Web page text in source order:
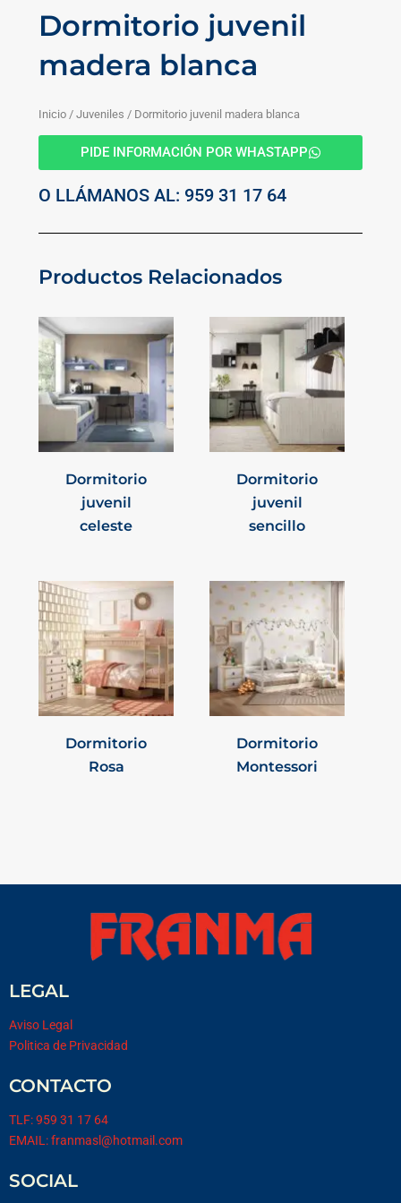
Dormitorio juvenil
madera blanca
Inicio / Juveniles / Dormitorio juvenil madera blanca
PIDE INFORMACIÓN POR WHASTAPP
O LLÁMANOS AL: 959 31 17 64
Productos Relacionados
Dormitorio
juvenil
celeste
Dormitorio
juvenil
sencillo
Dormitorio
Rosa
Dormitorio
Montessori
LEGAL
Aviso Legal
Politica de Privacidad
CONTACTO
TLF: 959 31 17 64
EMAIL: franmasl@hotmail.com
SOCIAL